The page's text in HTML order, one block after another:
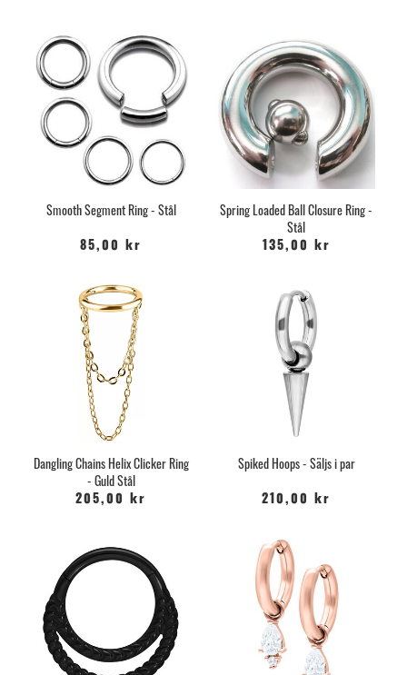
Smooth Segment Ring - Stål
85,00 kr
Spring Loaded Ball Closure Ring -
Stål
135,00 kr
Dangling Chains Helix Clicker Ring
- Guld Stål
205,00 kr
Spiked Hoops - Säljs i par
210,00 kr